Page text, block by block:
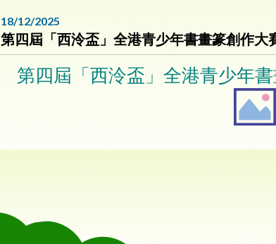
18/12/2025
第四屆「西泠盃」全港青少年書畫篆創作大
第四屆「西泠盃」全港青少年